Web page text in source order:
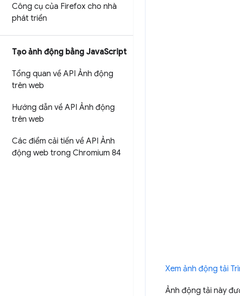
Công cụ của Firefox cho nhà
phát triển
Tạo ảnh động bằng JavaScript
Tổng quan về API Ảnh động
trên web
Hướng dẫn về API Ảnh động
trên web
Các điểm cải tiến về API Ảnh
động web trong Chromium 84
Xem ảnh động tải
Ảnh động tải này